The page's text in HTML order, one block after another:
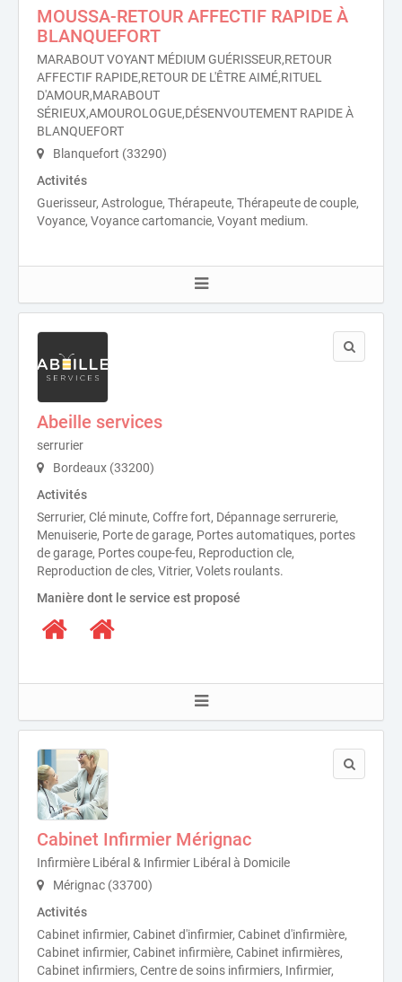
MOUSSA-RETOUR AFFECTIF RAPIDE À
BLANQUEFORT
MARABOUT VOYANT MÉDIUM GUÉRISSEUR,RETOUR
AFFECTIF RAPIDE,RETOUR DE L'ÊTRE AIMÉ,RITUEL
D'AMOUR,MARABOUT
SÉRIEUX,AMOUROLOGUE,DÉSENVOUTEMENT RAPIDE À
BLANQUEFORT
Blanquefort (33290)
Activités
Guerisseur, Astrologue, Thérapeute, Thérapeute de couple,
Voyance, Voyance cartomancie, Voyant medium.
Abeille services
serrurier
Bordeaux (33200)
Activités
Serrurier, Clé minute, Coffre fort, Dépannage serrurerie,
Menuiserie, Porte de garage, Portes automatiques, portes
de garage, Portes coupe-feu, Reproduction cle,
Reproduction de cles, Vitrier, Volets roulants.
Manière dont le service est proposé
Cabinet Infirmier Mérignac
Infirmière Libéral & Infirmier Libéral à Domicile
Mérignac (33700)
Activités
Cabinet infirmier, Cabinet d'infirmier, Cabinet d'infirmière,
Cabinet infirmier, Cabinet infirmière, Cabinet infirmières,
Cabinet infirmiers, Centre de soins infirmiers, Infirmier,